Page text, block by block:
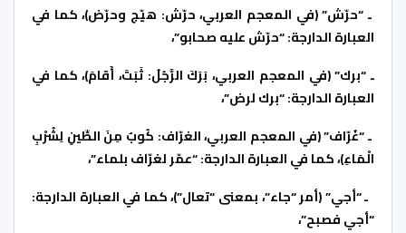
ـ “حرّش” (في المعجم العربي، حرّش: هيّج وحرّض)، كما في
العبارة الدارجة: “حرّش عليه صحابو”،
ـ “برك” (في المعجم العربي، بَرَكَ الرَّجُلُ: ثَبَتَ، أَقامَ)، كما في
العبارة الدارجة: “برك لرض”،
ـ “غُرّاف” (في المعجم العربي، الغرّاف: كُوبٌ مِنَ الطِّينِ لِشُرْبِ
الْمَاءِ)، كما في العبارة الدارجة: “عمّر لغرّاف بلماء”،
ـ “أجي” (أمر “جاء”، بمعنى “تعال”)، كما في العبارة الدارجة:
“أجي فصبح”،